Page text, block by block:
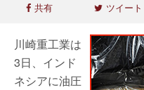
共有 ツイート
川崎重工業は
3日、インド
ネシアに油圧